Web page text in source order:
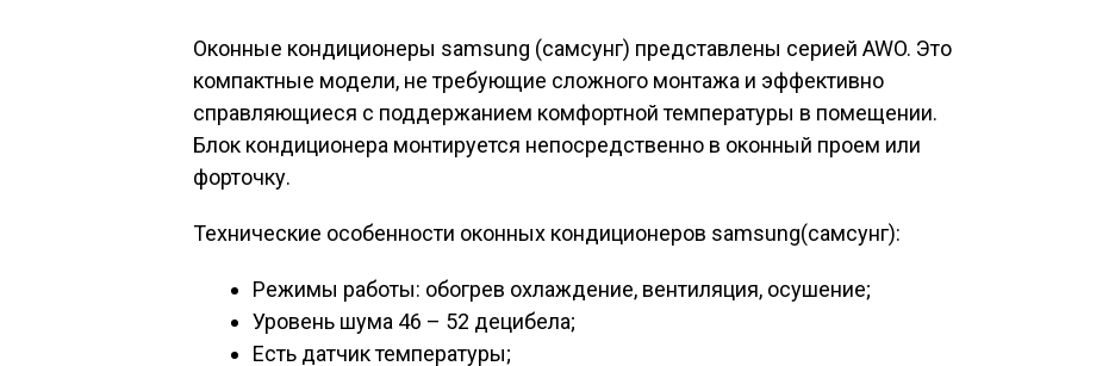
Оконные кондиционеры samsung (самсунг) представлены серией AWO. Это
компактные модели, не требующие сложного монтажа и эффективно
справляющиеся с поддержанием комфортной температуры в помещении.
Блок кондиционера монтируется непосредственно в оконный проем или
форточку.
Технические особенности оконных кондиционеров samsung(самсунг):
Режимы работы: обогрев охлаждение, вентиляция, осушение;
Уровень шума 46 – 52 децибела;
Есть датчик температуры;